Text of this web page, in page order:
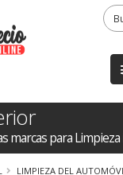
marcas para
LIMPIEZA DEL